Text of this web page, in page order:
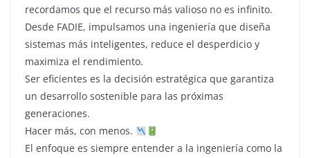
recordamos que el recurso más valioso no es infinito.
Desde FADIE, impulsamos una ingeniería que diseña
sistemas más inteligentes, reduce el desperdicio y
maximiza el rendimiento.
​Ser eficientes es la decisión estratégica que garantiza
un desarrollo sostenible para las próximas
generaciones.
Hacer más, con menos.
El enfoque es siempre entender a la ingeniería como la